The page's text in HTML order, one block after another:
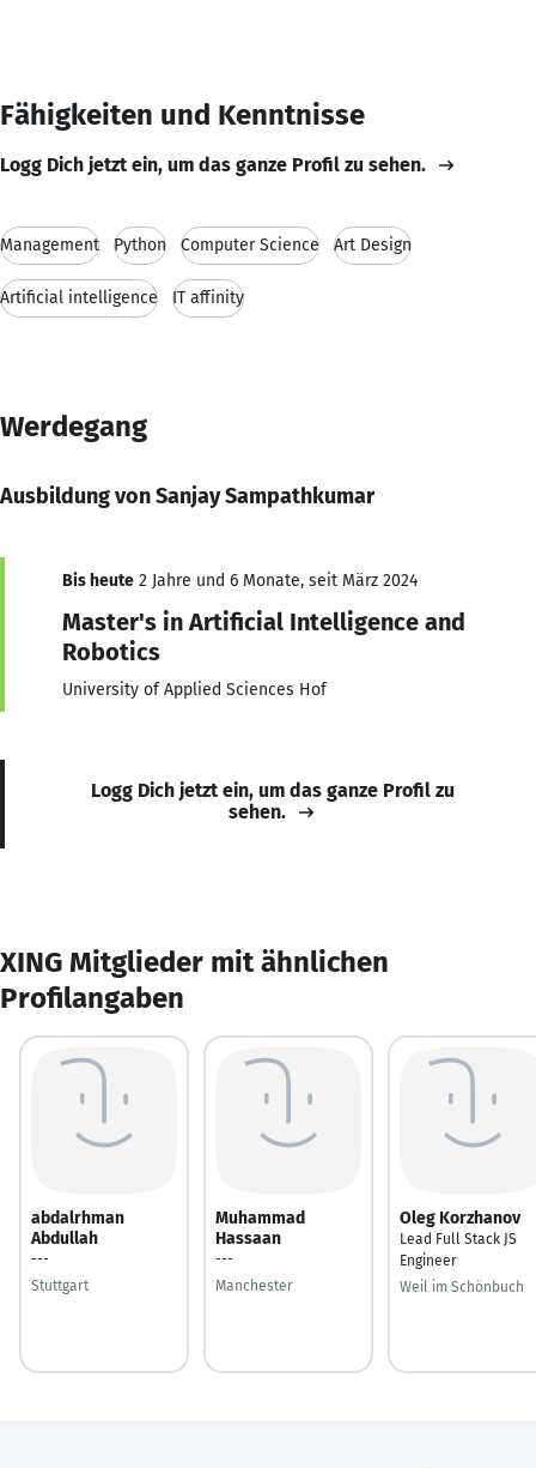
Fähigkeiten und Kenntnisse
Logg Dich jetzt ein, um das ganze Profil zu sehen.
Management Python Computer Science Art Design
Artificial intelligence IT affinity
Werdegang
Ausbildung von Sanjay Sampathkumar
Bis heute 2 Jahre und 6 Monate, seit März 2024
Master's in Artificial Intelligence and
Robotics
University of Applied Sciences Hof
Logg Dich jetzt ein, um das ganze Profil zu
sehen.
XING Mitglieder mit ähnlichen
Profilangaben
abdalrhman
Abdullah
---
Stuttgart
Muhammad
Hassaan
---
Manchester
Oleg Korzhanov
Lead Full Stack JS
Engineer
Weil im Schönbuch